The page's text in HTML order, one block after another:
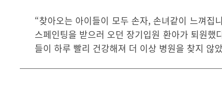
“찾아오는 아이들이 모두 손자, 손녀같이 느껴
스페인팅을 받으러 오던 장기입원 환아가 퇴원
들이 하루 빨리 건강해져 더 이상 병원을 찾지 않